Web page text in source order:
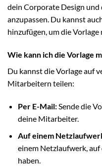
dein Corporate Design und
anzupassen. Du kannst
hinzufügen, um die
Wie kann ich die Vorlage
Du kannst die Vorlage auf
Mitarbeitern teilen:
Per E-Mail:Sende die
deine Mitarbeiter.
Auf einem
einem Netzlaufwerk,
haben.